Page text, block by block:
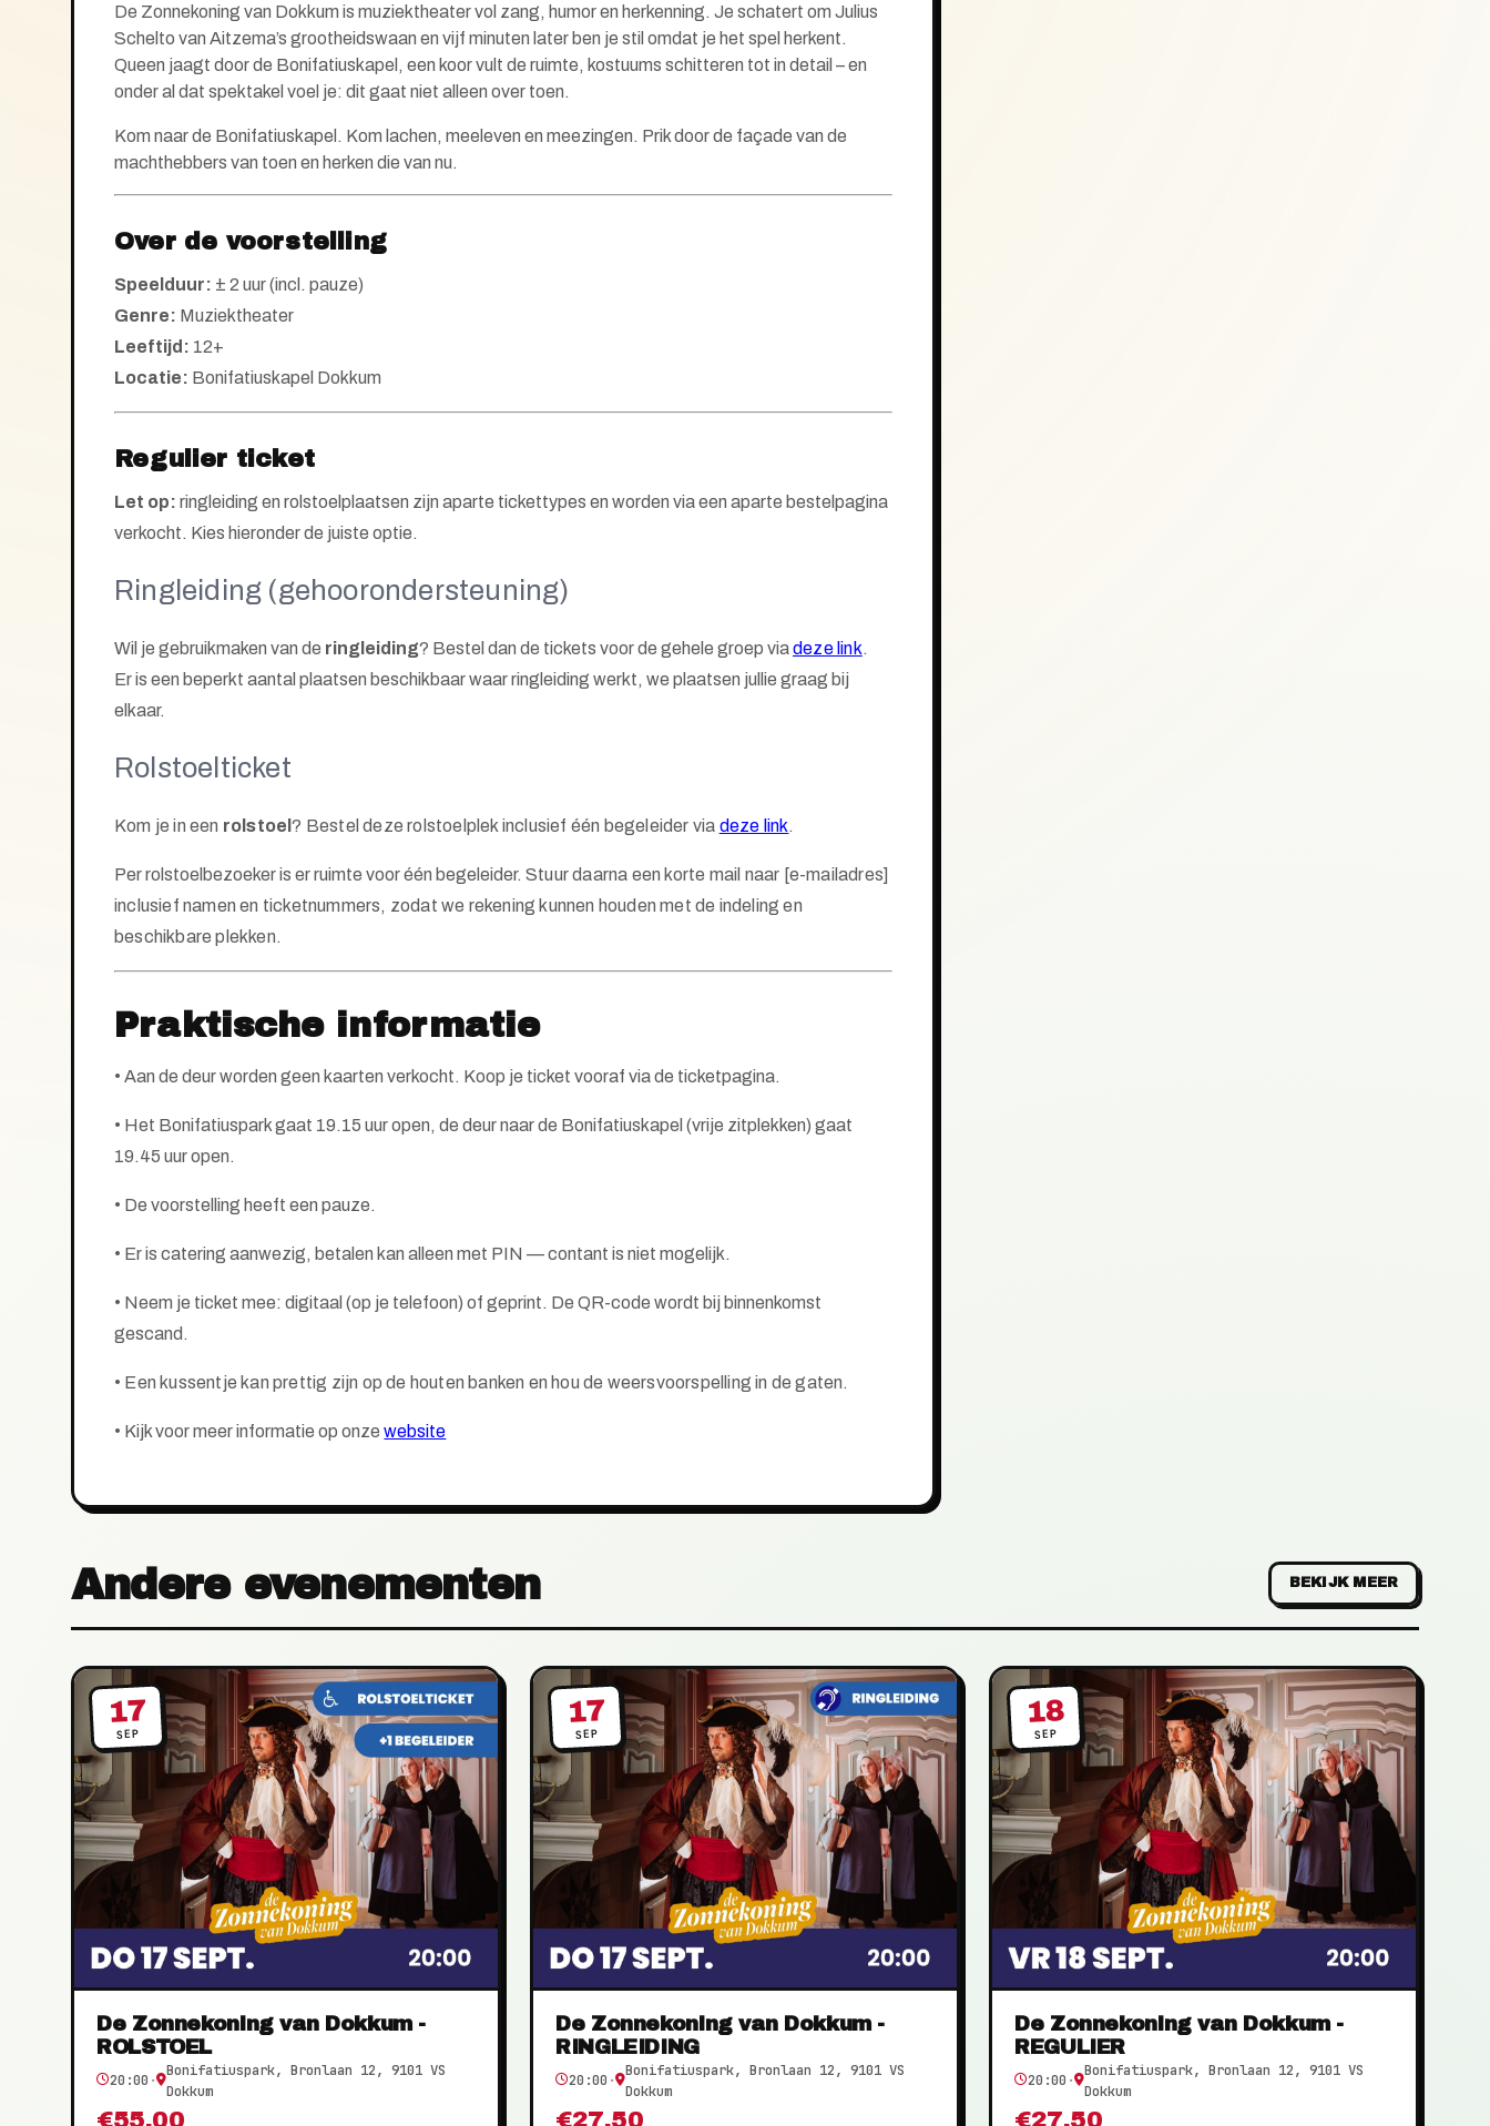
De Zonnekoning van Dokkum is muziektheater vol zang, humor en herkenning. Je schatert om Julius
Schelto van Aitzema’s grootheidswaan en vijf minuten later ben je stil omdat je het spel herkent.
Queen jaagt door de Bonifatiuskapel, een koor vult de ruimte, kostuums schitteren tot in detail – en
onder al dat spektakel voel je: dit gaat niet alleen over toen.
Kom naar de Bonifatiuskapel. Kom lachen, meeleven en meezingen. Prik door de façade van de
machthebbers van toen en herken die van nu.
Over de voorstelling
Speelduur: ± 2 uur (incl. pauze)
Genre: Muziektheater
Leeftijd: 12+
Locatie: Bonifatiuskapel Dokkum
Regulier ticket
Let op: ringleiding en rolstoelplaatsen zijn aparte tickettypes en worden via een aparte bestelpagina
verkocht. Kies hieronder de juiste optie.
Ringleiding (gehoorondersteuning)
Wil je gebruikmaken van de ringleiding? Bestel dan de tickets voor de gehele groep viadeze link.
Er is een beperkt aantal plaatsen beschikbaar waar ringleiding werkt, we plaatsen jullie graag bij
elkaar.
Rolstoelticket
Kom je in een rolstoel? Bestel deze rolstoelplek inclusief één begeleider via deze link.
Per rolstoelbezoeker is er ruimte voor één begeleider. Stuur daarna een korte mail naar [e-mailadres]
inclusief namen en ticketnummers, zodat we rekening kunnen houden met de indeling en
beschikbare plekken.
Praktische informatie
• Aan de deur worden geen kaarten verkocht. Koop je ticket vooraf via de ticketpagina.
• Het Bonifatiuspark gaat 19.15 uur open, de deur naar de Bonifatiuskapel (vrije zitplekken) gaat
19.45 uur open.
• De voorstelling heeft een pauze.
• Er is catering aanwezig, betalen kan alleen met PIN — contant is niet mogelijk.
• Neem je ticket mee: digitaal (op je telefoon) of geprint. De QR-code wordt bij binnenkomst
gescand.
• Een kussentje kan prettig zijn op de houten banken en hou de weersvoorspelling in de gaten.
• Kijk voor meer informatie op onzewebsite
Andere evenementen BEKIJK MEER
17
SEP
De Zonnekoning van Dokkum -
ROLSTOEL
20:00 ·
Bonifatiuspark, Bronlaan 12, 9101 VS
Dokkum
€55,00
17
SEP
De Zonnekoning van Dokkum -
RINGLEIDING
20:00 ·
Bonifatiuspark, Bronlaan 12, 9101 VS
Dokkum
€27,50
18
SEP
De Zonnekoning van Dokkum -
REGULIER
20:00 ·
Bonifatiuspark, Bronlaan 12, 9101 VS
Dokkum
€27,50